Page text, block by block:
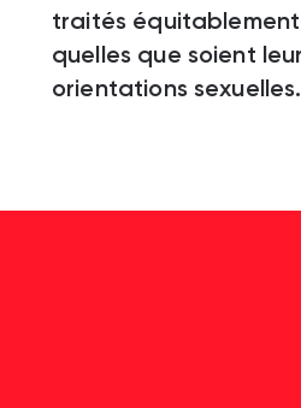
traités équitablement
quelles que soient
orientations sexuelles.